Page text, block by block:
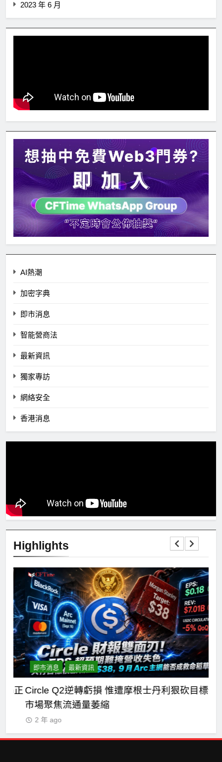
2023 年 6 月
AI熱潮
加密字典
即市消息
智能營商法
最新資訊
獨家專訪
網絡安全
香港消息
Highlights
即市消息 最新資訊
Circle Q2逆轉虧損 惟遭摩根士丹利狠砍目標價
市場聚焦流通量萎縮
2 年 ago